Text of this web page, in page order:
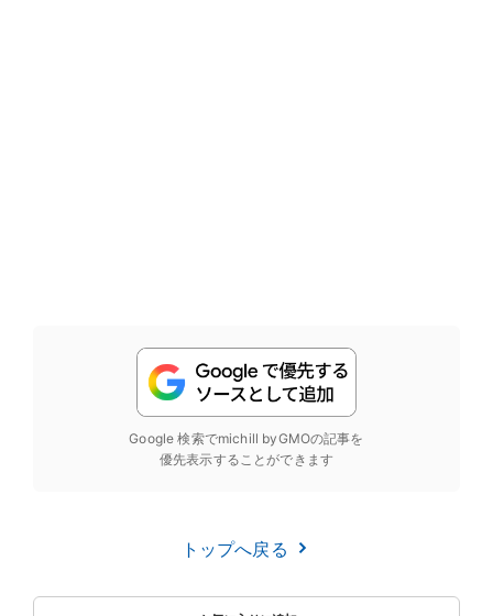
Google 検索でmichill byGMOの記事を
優先表示することができます
トップへ戻る